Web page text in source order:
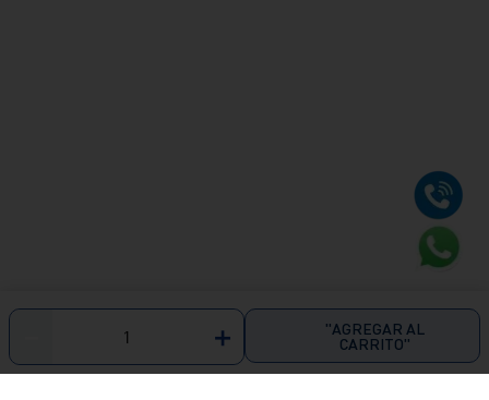
＋ "AGREGAR AL
CARRITO"